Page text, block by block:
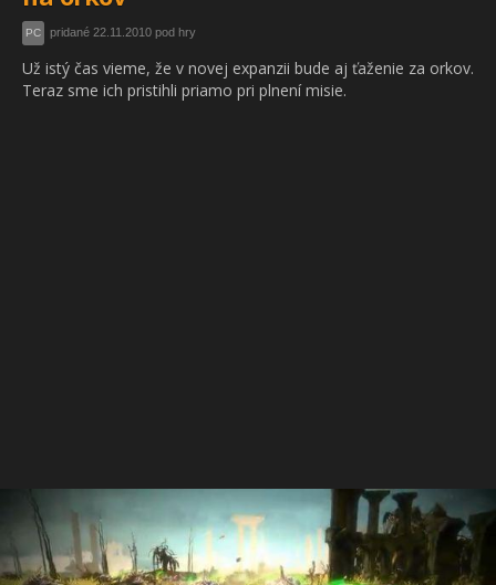
PC pridané 22.11.2010 pod hry
Už istý čas vieme, že v novej expanzii bude aj ťaženie za orkov.
Teraz sme ich pristihli priamo pri plnení misie.